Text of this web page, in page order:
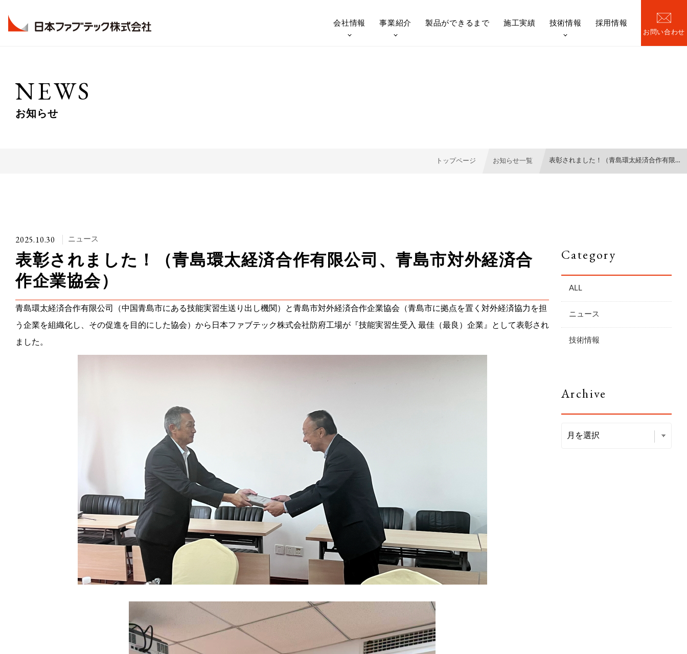
会社情報
Company
役員紹介 沿革 企業としての取り組み
事業紹介
Business
製品ができるまで 施工実績 技術情報
Technology
技術紹介（橋梁） 日本ファブテック技報
採用情報
お問い合わせ
NEWS
お知らせ
トップページ お知らせ一覧 表彰されました！（青島環太経済合作有限…
Category
ALL
ニュース
技術情報
Archive
2025.10.30 ニュース
表彰されました！（青島環太経済合作有限公司、青島市対外経済合
作企業協会）
青島環太経済合作有限公司（中国青島市にある技能実習生送り出し機関）と青島市対外経済合作企業協会（青島市に拠点を置く対外経済協力を担
う企業を組織化し、その促進を目的にした協会）から日本ファブテック株式会社防府工場が『技能実習生受入 最佳（最良）企業』として表彰され
ました。